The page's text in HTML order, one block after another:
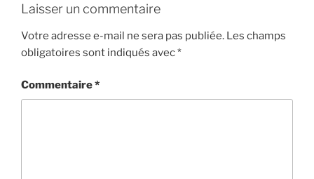
Laisser un commentaire
Votre adresse e-mail ne sera pas publiée. Les champs
obligatoires sont indiqués avec*
Commentaire*